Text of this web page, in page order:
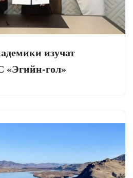
изучат
«Эгийн-гол»